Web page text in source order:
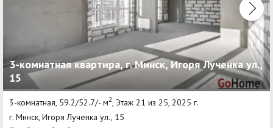
3-комнатная квартира, г. Минск, Игоря Лученка ул.,
15
3-комнатная, 59.2/52.7/- м2, Этаж 21 из 25, 2025 г.
г. Минск, Игоря Лученка ул., 15